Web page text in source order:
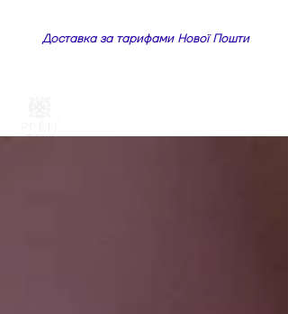
Доставка за тарифами Нової Пошти